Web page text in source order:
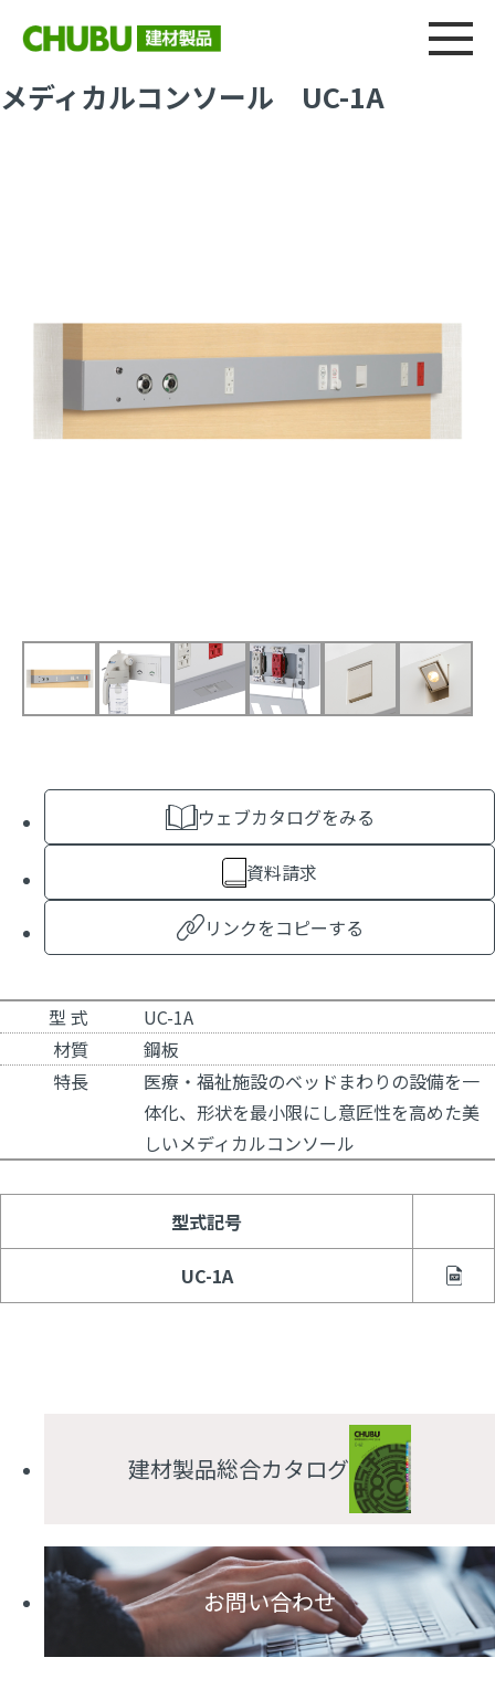
総合
メディカルコンソール UC-1A
ウェブカタログをみる
資料請求
リンクをコピーする
型 式
UC-1A
材質
鋼板
特長
医療・福祉施設のベッドまわりの設備を一
体化、形状を最小限にし意匠性を高めた美
しいメディカルコンソール
型式記号
UC-1A
建材製品総合カタログ
お問い合わせ